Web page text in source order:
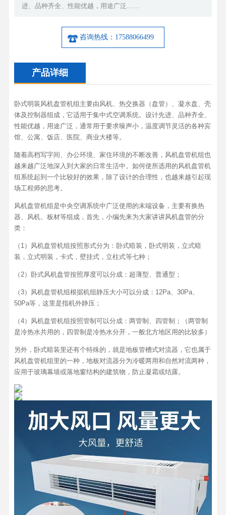
进、品种齐全、性能优越，用途广泛……
咨询热线：17588066499
产品详细
卧式明装风机盘管机组主要由风机、热交换器（盘管）、凝水盘、壳
体及控制器组成，它适用于集中式空调系统。设计先进、品种齐全、
性能优越，用途广泛，通常用于要求噪声小，温度调节灵活的各种宾
馆、公寓、饭店、医院、商业大楼等。
随着高档写字间、办公环境、家住环境的不断改善，风机盘管机组也
越来越广泛地深入到大家的日常生活中。如何使所选用的风机盘管机
组系统起到一个比较好的效果，除了设计的合理性，也越来越引起现
场工程师的思考。
风机盘管机组是中央空调系统中广泛使用的末端设备，主要有换热
器、风机、板材等组成，首先，小编先来为大家讲讲风机盘管的分
类：
（1）风机盘管机组按照形式分为：卧式暗装，卧式明装，立式暗
装，立式明装，卡式，壁挂式，立柱式等七种；
（2）卧式风机盘管按照厚度可以分成：超薄型、普通型；
（3）风机盘管机组根据机组静压大小可以分成：12Pa、30Pa、
50Pa等，这里是指机外静压；
（4）风机盘管机组按照管制可以分成：两管制、四管制；（两管制
是冷热水共用的，四管制是冷热水分开，一般北方地区用的比较多）
另外，卧式暗装里还有个特殊的，就是地板管槽式对流器，它也属于
风机盘管机组里的一种，地板对流器分为冷暖两用和自然对流两种，
应用于玻璃幕墙或落地窗结构的建筑物，防止凝霜或结露。